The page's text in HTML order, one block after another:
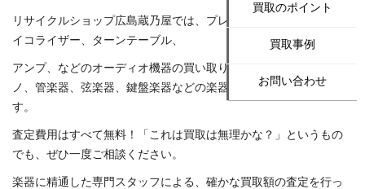
買取のポイント
買取事例
お問い合わせ
リサイクルショップ広島蔵乃屋では、プレーヤー、スピーカー、
イコライザー、ターンテーブル、
アンプ、などのオーディオ機器の買い取りやギター、電子ピア
ノ、管楽器、弦楽器、鍵盤楽器などの楽器買取を行っておりま
す。
査定費用はすべて無料！「これは買取は無理かな？」というもの
でも、ぜひ一度ご相談ください。
楽器に精通した専門スタッフによる、確かな買取額の査定を行っ